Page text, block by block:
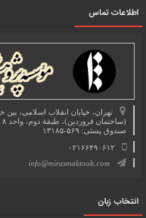
اطلاعات تماس
صندوق پستی: ۵۶۹-۱۳۱۸۵
۰۲۱۶۶۴۹۰۶۱۲
info@mirasmaktoob.com
انتخاب زبان